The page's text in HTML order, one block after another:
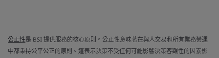
公正性是 BSI 提供服務的核心原則。公正性意味著在與人交易和所有業務營運
中都秉持公平公正的原則。這表示決策不受任何可能影響決策客觀性的因素影